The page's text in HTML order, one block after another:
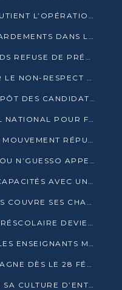
BRAZZAVILLE : LE PRÉFET SOUTIENT L’OPÉRATION « ZÉRO KULUNA » ET APPELLE À LA VIGILANCE CITOYENNE
LE CNR DÉNONCE DES BOMBARDEMENTS DANS LE POOL ET ACCUSE LE GOUVERNEMENT
PRÉSIDENTIELLE 2026 : L’UPADS REFUSE DE PRÉSENTER UN CANDIDAT ET DÉNONCE UN PROCESSUS NON CRÉDIBLE
FÉLIX TSHISEKEDI ALERTE SUR LE NON-RESPECT DES ENGAGEMENTS DE PAIX APRÈS SA RENCONTRE AVEC D. SASSOU-NGUESSO
PRÉSIDENTIELLE 2026 : LE DÉPÔT DES CANDIDATURES OUVERT DU 29 JANVIER AU 12 FÉVRIER
L’UPADS RÉUNIT SON CONSEIL NATIONAL POUR FIXER SA LIGNE POLITIQUE À DEUX MOIS DE LA PRÉSIDENTIELLE
PRÉSIDENTIELLE DE 2026 : LE MOUVEMENT RÉPUBLICAIN DÉNONCE UNE CONVOCATION ÉLECTORALE « OPAQUE ET PRÉCIPITÉE »
SOMMET DE LA CEMAC : SASSOU N’GUESSO APPELLE À LA VIGILANCE FACE AUX RISQUES ÉCONOMIQUES
AGL CONGO RENFORCE SES CAPACITÉS AVEC UNE GRUE DE 250 TONNES
CAN 2025 : L’ÉTAT SÉNÉGALAIS COUVRE SES CHAMPIONS D’AFRIQUE DE RÉCOMPENSES EXCEPTIONNELLES
ÉDUCATION AU CONGO : LE PRÉSCOLAIRE DEVIENT OBLIGATOIRE, LE BTS CONSACRÉ DIPLÔME D’ÉTAT
ENSEIGNEMENT SUPÉRIEUR : LES ENSEIGNANTS MAINTIENNENT LA GRÈVE ET EXIGENT UN ACCORD ÉCRIT AVEC L’ÉTAT
PRÉSIDENTIELLE 2026 : CAMPAGNE DÈS LE 28 FÉVRIER, SCRUTIN LES 12 ET 15 MARS
CONGO TERMINAL RENFORCE SA CULTURE D’ENTREPRISE AVEC LE PROGRAMME « WIN TOGETHER »